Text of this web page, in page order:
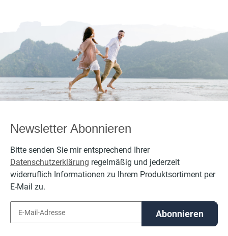
Newsletter Abonnieren
Bitte senden Sie mir entsprechend Ihrer
Datenschutzerklärung regelmäßig und jederzeit
widerruflich Informationen zu Ihrem Produktsortiment per
E-Mail zu.
Abonnieren